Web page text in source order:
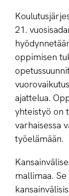
21.
oppimisen
ajattelua.
yhteistyö on
varhaisessa
työelämään.
mallimaa.